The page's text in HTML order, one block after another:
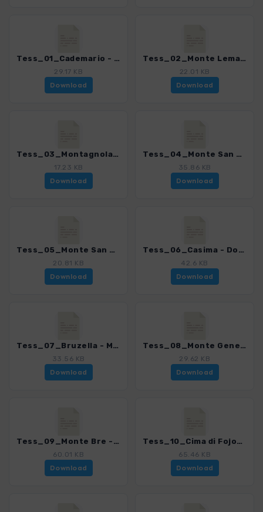
Tess_01_Cademario - Curio_4078_8.gpx
29.17 KB
Download
Tess_02_Monte Lema_4078_8.gpx
22.01 KB
Download
Tess_03_Montagnola - Monte Croce_4078_8.gpx
17.23 KB
Download
Tess_04_Monte San Salvatore - Morcote_4078_8.gpx
35.86 KB
Download
Tess_05_Monte San Giorgio_4078_8.gpx
20.81 KB
Download
Tess_06_Casima - Dosso Bello - Castel San Pietro_4078_8.gpx
42.6 KB
Download
Tess_07_Bruzella - Monte Bisbino_4078_8.gpx
33.56 KB
Download
Tess_08_Monte Generoso_4078_8.gpx
29.62 KB
Download
Tess_09_Monte Bre - Monte Boglia_4078_8.gpx
60.01 KB
Download
Tess_10_Cima di Fojorina_4078_8.gpx
65.46 KB
Download